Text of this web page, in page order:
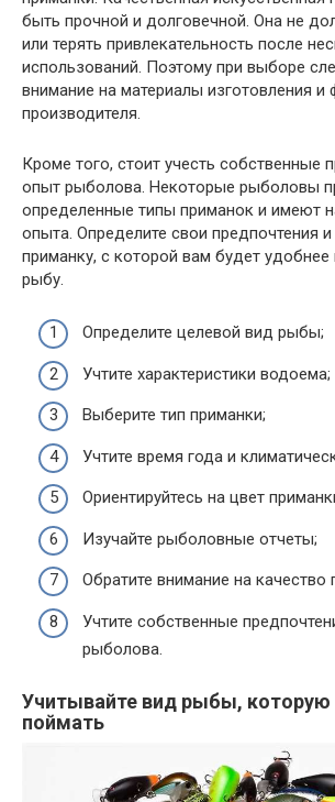
быть прочной и долговечной. Она не
или терять привлекательность после
использований. Поэтому при выборе
внимание на материалы изготовления и
производителя.
Кроме того, стоит учесть собственные
опыт рыболова. Некоторые рыболовы
определенные типы приманок и имеют
опыта. Определите свои предпочтения
приманку, с которой вам будет удобнее
рыбу.
Определите целевой вид рыбы;
Учтите характеристики водоема;
Выберите тип приманки;
Учтите время года и
Ориентируйтесь на цвет
Изучайте рыболовные отчеты;
Обратите внимание на качество
Учтите собственные
рыболова.
Учитывайте вид рыбы, которую
поймать